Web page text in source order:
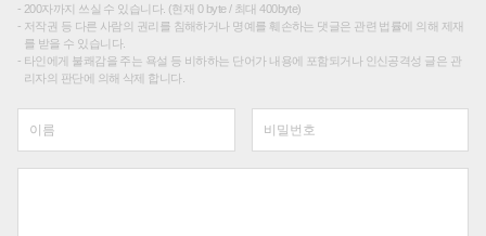
200자까지 쓰실 수 있습니다. (현재 0 byte / 최대 400byte)
저작권 등 다른 사람의 권리를 침해하거나 명예를 훼손하는 댓글은 관련 법률에 의해 제재
를 받을 수 있습니다.
타인에게 불쾌감을 주는 욕설 등 비하하는 단어가 내용에 포함되거나 인신공격성 글은 관
리자의 판단에 의해 삭제 합니다.